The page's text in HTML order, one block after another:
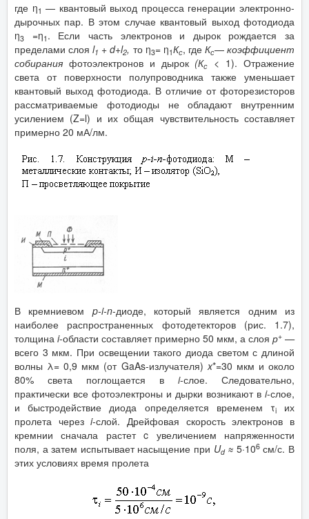
где η1 — квантовый выход процесса генерации электронно-
дырочных пар. В этом случае квантовый выход фотодиода
η3 =η1 . Если часть электронов и дырок рождается за
пределами слояl1 +d+l2, то η3= η1Кс, где Кс—коэффициент
собирания фотоэлектронов и дырок (Кс < 1). Отражение
света от поверхности полупроводника также уменьшает
квантовый выход фотодиода. В отличие от фоторезисторов
рассматриваемые фотодиоды не обладают внутренним
усилением (Z=l) и их общая чувствительность составляет
примерно 20 мА/лм.
В кремниевом p-i-n-диоде, который является одним из
наиболее распространенных фотодетекторов (рис. 1.7),
толщина i-области составляет примерно 50 мкм, а слоя р+ —
всего 3 мкм. При освещении такого диода светом с длиной
волны λ= 0,9 мкм (от GaAs-излучателя)x*=30 мкм и около
80% света поглощается в i-слое. Следовательно,
практически все фотоэлектроны и дырки возникают в i-слое,
и быстродействие диода определяется временем τiих
пролета черезi-слой. Дрейфовая скорость электронов в
кремнии сначала растет c увеличением напряженности
поля, а затем испытывает насыщение при Ud ≈ 5·106см/с. В
этих условиях время пролета